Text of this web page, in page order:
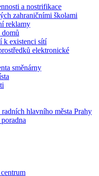
a nostrifikace
zahraničními školami
reklamy
k existenci sítí
elektronické
směnárny
hlavního města Prahy